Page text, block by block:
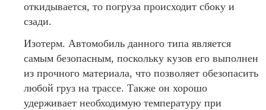
откидывается, то погруза происходит сбоку и
сзади.
Изотерм. Автомобиль данного типа является
самым безопасным, поскольку кузов его выполнен
из прочного материала, что позволяет обезопасить
любой груз на трассе. Также он хорошо
удерживает необходимую температуру при